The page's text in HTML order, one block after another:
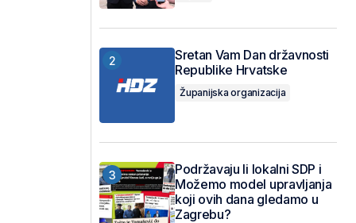
Sretan Vam Dan državnosti
Republike Hrvatske
Županijska organizacija
Podržavaju li lokalni SDP i
Možemo model upravljanja
koji ovih dana gledamo u
Zagrebu?